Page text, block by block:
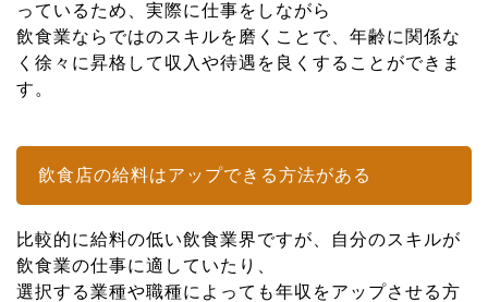
っているため、実際に仕事をしながら
飲食業ならではのスキルを磨くことで、年齢に関係な
く徐々に昇格して収入や待遇を良くすることができま
す。
飲食店の給料はアップできる方法がある
比較的に給料の低い飲食業界ですが、自分のスキルが
飲食業の仕事に適していたり、
選択する業種や職種によっても年収をアップさせる方